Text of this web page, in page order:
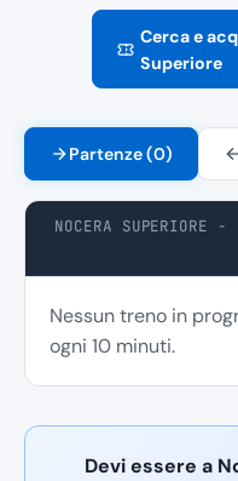
Cerca e
Superiore
Partenze (0)
NOCERA SUPERIORE -
Nessun treno in
ogni 10 minuti.
Devi essere a